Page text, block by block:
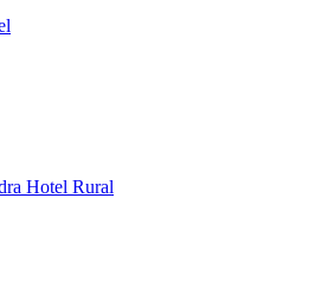
Hotel Rural